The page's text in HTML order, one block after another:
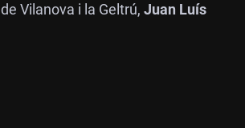
de Vilanova i la Geltrú, Juan Luís